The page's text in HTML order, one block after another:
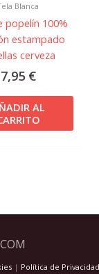
Blanca
popelín 100%
estampado
cerveza
7,95 €
AL
| Política de Privacidad